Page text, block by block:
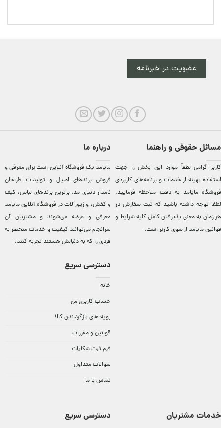
عضویت در خبرنامه
مسائل حقوقی و راهنما
کاربر گرامی لطفاً موارد این بخش را جهت
استفاده بهینه از خدمات و برنامه‌‏های کاربردی
فروشگاه مایامد به دقت ملاحظه فرمایید.
لطفا توجه داشته باشید که ثبت سفارش در
هر زمان به معنی پذیرفتن کامل کلیهشرایط و
قوانین مایامداز سوی کاربر است.
درباره ما
مایامد يک فروشگاه آنلاين است برای معرفی و
فروش برندهای اصيل و توليدات طراحان
نامدار دنيای مد. برترين‌ برندهای لباس، کيف
و کفش، و زيورآلات در فروشگاه آنلاين مایامد
معرفی و عرضه می‌شوند و مشتريان آن
سرانجام می‌توانند کيفيت و خدمات منحصر به
فردی را که به دنبالش هستند تجربه کنند.
دسترسی سریع
خانه
حساب کاربری من
رویه های بازگرداندن کالا
قوانین و مقررات
فرم ثبت شکایات
سوالات متداول
تماس با ما
خدمات مشتریان دسترسی سریع